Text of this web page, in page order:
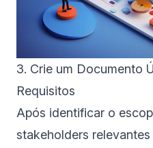
3. Crie um Documento
Requisitos
Após identificar o
stakeholders